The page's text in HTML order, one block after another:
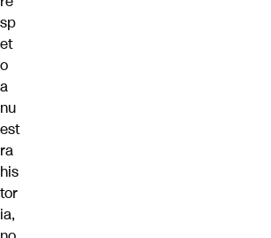
sp
et
o
a
nu
est
ra
his
tor
ia,